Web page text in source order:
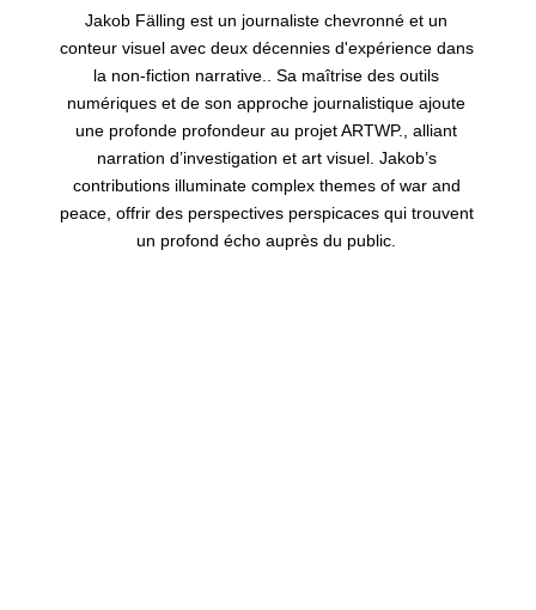
Jakob Fälling est un journaliste chevronné et un
conteur visuel avec deux décennies d'expérience dans
la non-fiction narrative.. Sa maîtrise des outils
numériques et de son approche journalistique ajoute
une profonde profondeur au projet ARTWP., alliant
narration d’investigation et art visuel. Jakob’s
contributions illuminate complex themes of war and
peace, offrir des perspectives perspicaces qui trouvent
un profond écho auprès du public.